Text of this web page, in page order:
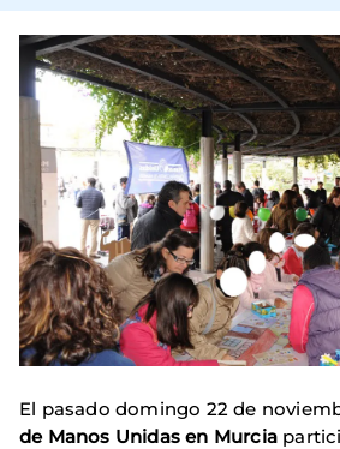
El pasado domingo 22 de
de Manos Unidas en Murcia